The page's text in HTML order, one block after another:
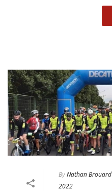
ByNathan Brouard
2022